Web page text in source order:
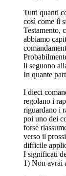
Tutti quanti
così come lì
Testamento,
abbiamo
li seguono
In quante
I dieci
regolano i
riguardano i
poi uno dei
forse
verso il
difficile
I significati
1) Non avrai